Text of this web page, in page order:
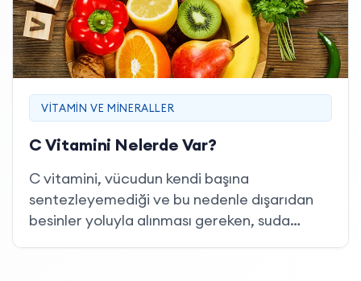
çıkar.
VITAMIN VE MINERALLER
C Vitamini Nelerde Var?
C vitamini, vücudun kendi başına
sentezleyemediği ve bu nedenle dışarıdan
besinler yoluyla alınması gereken, suda